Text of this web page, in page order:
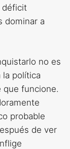
déficit
dominar a
no es
política
que funcione.
probable
de ver